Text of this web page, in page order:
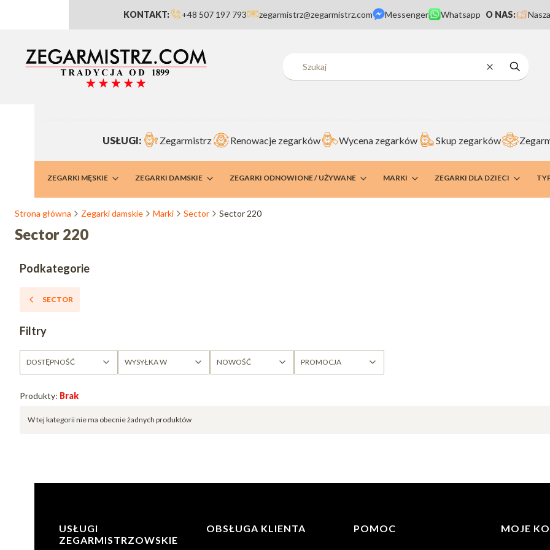
KONTAKT: +48 507 197 793 zegarmistrz@zegarmistrz.com Messenger Whatsapp O NAS:
WyczyśćSzukaj
USŁUGI: Zegarmistrz Renowacje zegarków Wycena zegarków Skup zegarków
ZEGARKI MĘSKIE ZEGARKI DAMSKIE ZEGARKI ODNOWIONE / UŻYWANE MARKI ZEGARKI DLA DZIECI
Strona główna Zegarki damskie Marki Sector Sector 220
Sector 220
Podkategorie
SECTOR
Filtry
DOSTĘPNOŚĆ WYSYŁKA W NOWOŚĆ PROMOCJA
Koniec filtrów
Produkty: Brak
Lista produktów
W tej kategorii nie ma obecnie żadnych produktów
Linki w stopce
USŁUGI
ZEGARMISTRZOWSKIE
OBSŁUGA KLIENTA POMOC MOJE